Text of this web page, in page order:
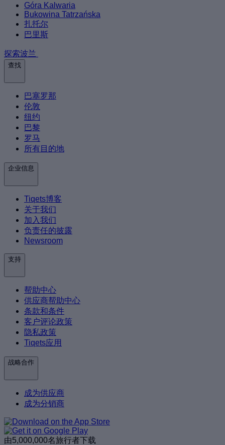
Góra Kalwaria
Bukowina Tatrzańska
扎托尔
巴里斯
探索波兰
查找
巴塞罗那
伦敦
纽约
巴黎
罗马
所有目的地
企业信息
Tiqets博客
关于我们
加入我们
负责任的披露
Newsroom
支持
帮助中心
供应商帮助中心
条款和条件
客户评论政策
隐私政策
Tiqets应用
战略合作
成为供应商
成为分销商
由5,000,000名旅行者下载